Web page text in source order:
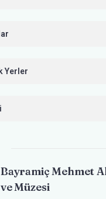
Yerler
Bayramiç Mehmet
ve Müzesi